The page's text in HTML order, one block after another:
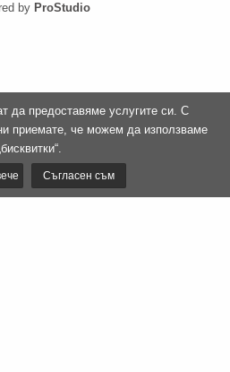
by ProStudio
да предоставяме услугите си. С
приемате, че можем да използваме
Съгласен съм